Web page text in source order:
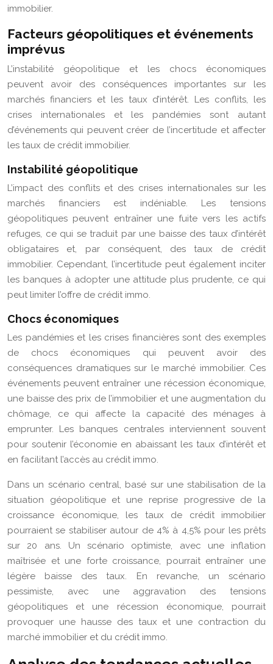
immobilier.
Facteurs géopolitiques et événements
imprévus
L’instabilité géopolitique et les chocs économiques
peuvent avoir des conséquences importantes sur les
marchés financiers et les taux d’intérêt. Les conflits, les
crises internationales et les pandémies sont autant
d’événements qui peuvent créer de l’incertitude et affecter
les taux de crédit immobilier.
Instabilité géopolitique
L’impact des conflits et des crises internationales sur les
marchés financiers est indéniable. Les tensions
géopolitiques peuvent entraîner une fuite vers les actifs
refuges, ce qui se traduit par une baisse des taux d’intérêt
obligataires et, par conséquent, des taux de crédit
immobilier. Cependant, l’incertitude peut également inciter
les banques à adopter une attitude plus prudente, ce qui
peut limiter l’offre de crédit immo.
Chocs économiques
Les pandémies et les crises financières sont des exemples
de chocs économiques qui peuvent avoir des
conséquences dramatiques sur le marché immobilier. Ces
événements peuvent entraîner une récession économique,
une baisse des prix de l’immobilier et une augmentation du
chômage, ce qui affecte la capacité des ménages à
emprunter. Les banques centrales interviennent souvent
pour soutenir l’économie en abaissant les taux d’intérêt et
en facilitant l’accès au crédit immo.
Dans un scénario central, basé sur une stabilisation de la
situation géopolitique et une reprise progressive de la
croissance économique, les taux de crédit immobilier
pourraient se stabiliser autour de 4% à 4,5% pour les prêts
sur 20 ans. Un scénario optimiste, avec une inflation
maîtrisée et une forte croissance, pourrait entraîner une
légère baisse des taux. En revanche, un scénario
pessimiste, avec une aggravation des tensions
géopolitiques et une récession économique, pourrait
provoquer une hausse des taux et une contraction du
marché immobilier et du crédit immo.